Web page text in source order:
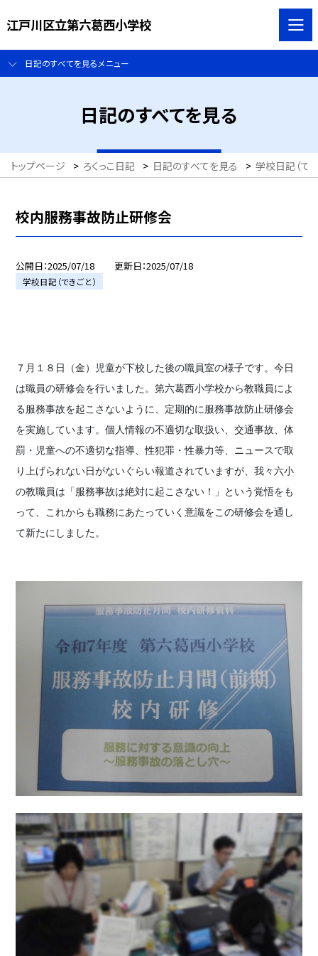
江戸川区立第六葛西小学校
日記のすべてを見るメニュー
日記のすべてを見る
トップページ > ろくっこ日記 > 日記のすべてを見る > 学校日記（でき
校内服務事故防止研修会
公開日 2025/07/18 更新日 2025/07/18
学校日記（できごと）
７月１８日（金）児童が下校した後の職員室の様子です。今日
は職員の研修会を行いました。第六葛西小学校から教職員によ
る服務事故を起こさないように、定期的に服務事故防止研修会
を実施しています。個人情報の不適切な取扱い、交通事故、体
罰・児童への不適切な指導、性犯罪・性暴力等、ニュースで取
り上げられない日がないぐらい報道されていますが、我々六小
の教職員は「服務事故は絶対に起こさない！」という覚悟をも
って、これからも職務にあたっていく意識をこの研修会を通し
て新たにしました。